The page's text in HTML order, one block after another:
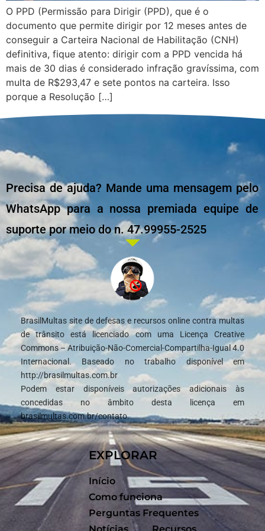
O PPD (Permissão para Dirigir (PPD), que é o
documento que permite dirigir por 12 meses antes de
conseguir a Carteira Nacional de Habilitação (CNH)
definitiva, fique atento: dirigir com a PPD vencida há
mais de 30 dias é considerado infração gravíssima, com
multa de R$293,47 e sete pontos na carteira. Isso
porque a Resolução […]
Precisa de ajuda? Mande uma mensagem pelo
WhatsApp para a nossa premiada equipe de
suporte por meio do n. 47.99955-2525
BrasilMultas site de defesas e recursos online contra multas
de trânsito está licenciado com uma Licença Creative
Commons – Atribuição-Não-Comercial-Compartilha-Igual 4.0
Internacional. Baseado no trabalho disponível em
http://brasilmultas.com.br
Podem estar disponíveis autorizações adicionais às
concedidas no âmbito desta licença em
brasilmultas.com.br/contato.
EXPLORAR
Início
Como funciona
Perguntas Frequentes